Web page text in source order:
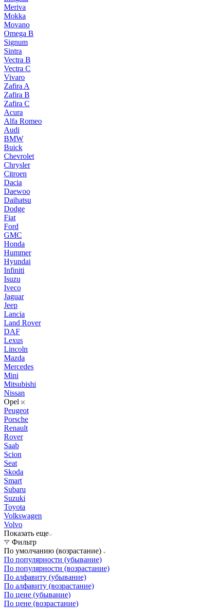
Meriva
Mokka
Movano
Omega B
Signum
Sintra
Vectra B
Vectra C
Vivaro
Zafira A
Zafira B
Zafira C
Acura
Alfa Romeo
Audi
BMW
Buick
Chevrolet
Chrysler
Citroen
Dacia
Daewoo
Daihatsu
Dodge
Fiat
Ford
GMC
Honda
Hummer
Hyundai
Infiniti
Isuzu
Iveco
Jaguar
Jeep
Lancia
Land Rover
DAF
Lexus
Lincoln
Mazda
Mercedes
Mini
Mitsubishi
Nissan
Opel
Peugeot
Porsche
Renault
Rover
Saab
Scion
Seat
Skoda
Smart
Subaru
Suzuki
Toyota
Volkswagen
Volvo
Показать еще
Фильтр
По умолчанию (возрастание)
По популярности (убывание)
По популярности (возрастание)
По алфавиту (убывание)
По алфавиту (возрастание)
По цене (убывание)
По цене (возрастание)